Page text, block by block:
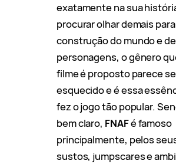
exatamente na sua
procurar olhar demais
construção do mundo e
personagens, o gênero
filme é proposto parece
esquecido e é essa
fez o jogo tão popular.
bem claro, FNAFé famoso
principalmente, pelos
sustos, jumpscares e